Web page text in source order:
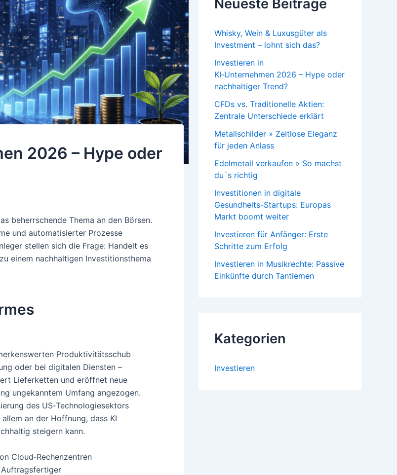
2026 – Hype oder
beherrschende Thema an den Börsen.
und automatisierter Prozesse
stellen sich die Frage: Handelt es
einem nachhaltigen Investitionsthema
Produktivitätsschub
oder bei digitalen Diensten –
Lieferketten und eröffnet neue
ungekanntem Umfang angezogen.
des US‑Technologiesektors
an der Hoffnung, dass KI
steigern kann.
Cloud‑Rechenzentren
Neueste Beiträge
Whisky, Wein & Luxusgüter als
Investment – lohnt sich das?
Investieren in
KI‑Unternehmen 2026 – Hype oder
nachhaltiger Trend?
CFDs vs. Traditionelle Aktien:
Zentrale Unterschiede erklärt
Metallschilder » Zeitlose Eleganz
für jeden Anlass
Edelmetall verkaufen » So machst
du´s richtig
Investitionen in digitale
Gesundheits-Startups: Europas
Markt boomt weiter
Investieren für Anfänger: Erste
Schritte zum Erfolg
Investieren in Musikrechte: Passive
Einkünfte durch Tantiemen
Kategorien
Investieren